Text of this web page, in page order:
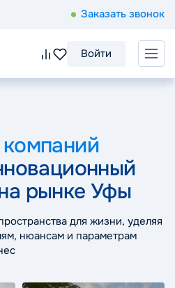
Заказать звонок
Войти
компаний
рынке Уфы
для жизни, уделяя
нюансам и параметрам